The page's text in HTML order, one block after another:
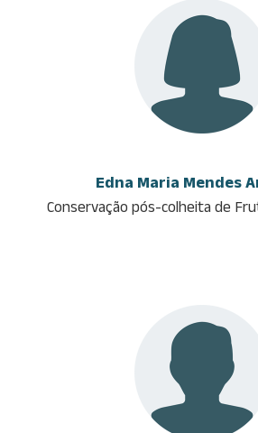
Edna Maria Mendes
Conservação pós-colheita de